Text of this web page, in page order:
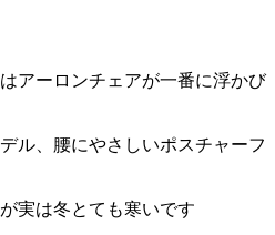
アーロンチェアが一番に浮かび
ル、腰にやさしいポスチャーフ
実は冬とても寒いです